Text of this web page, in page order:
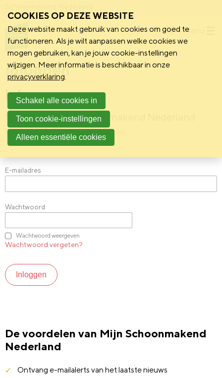
Menu
Inloggen
Inloggen
Nog geen Mijn Schoonmakend Nederland
account?Registreer je hier
E-mailadres
Wachtwoord
Wachtwoord weergeven
Wachtwoord vergeten?
Inloggen
De voordelen van Mijn Schoonmakend
Nederland
Ontvang e-mailalerts van het laatste nieuws
COOKIES OP DEZE WEBSITE
Deze website maakt gebruik van cookies om goed te
functioneren. Als je wilt aanpassen welke cookies we
mogen gebruiken, kan je jouw cookie-instellingen
wijzigen. Meer informatie is beschikbaar in onze
privacyverklaring.
Schakel alle cookies in
Toon cookie-instellingen
Alleen essentiële cookies